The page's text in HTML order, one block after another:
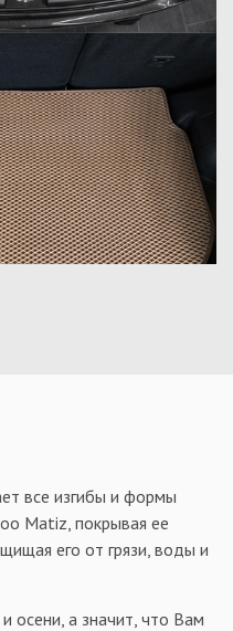
все изгибы и формы
Matiz, покрывая ее
его от грязи, воды и
осени, а значит, что Вам